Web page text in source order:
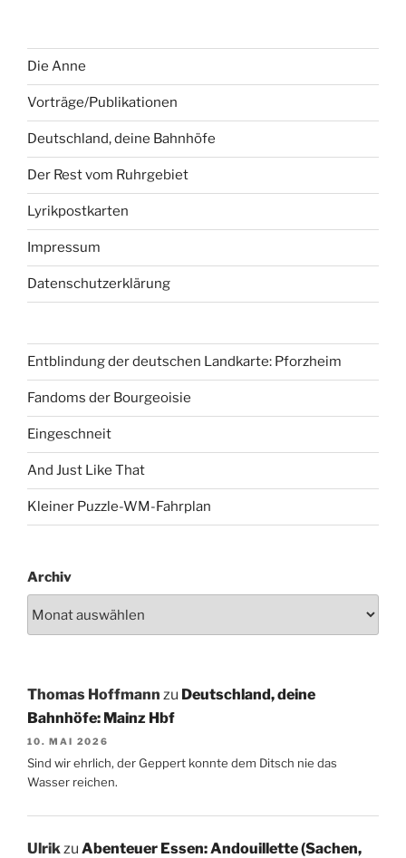
Die Anne
Vorträge/Publikationen
Deutschland, deine Bahnhöfe
Der Rest vom Ruhrgebiet
Lyrikpostkarten
Impressum
Datenschutzerklärung
Entblindung der deutschen Landkarte: Pforzheim
Fandoms der Bourgeoisie
Eingeschneit
And Just Like That
Kleiner Puzzle-WM-Fahrplan
Archiv
Thomas Hoffmann zu Deutschland, deine
Bahnhöfe: Mainz Hbf
10. MAI 2026
Sind wir ehrlich, der Geppert konnte dem Ditsch nie das
Wasser reichen.
Ulrik zu Abenteuer Essen: Andouillette (Sachen,